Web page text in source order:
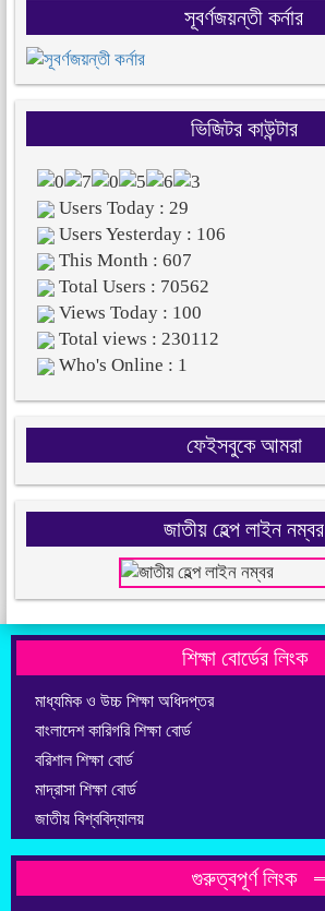
সূবর্ণজয়ন্তী কর্নার
ভিজিটর কাউন্টার
Users Today : 29
Users Yesterday : 106
This Month : 607
Total Users : 70562
Views Today : 100
Total views : 230112
Who's Online : 1
ফেইসবুকে আমরা
জাতীয় হেল্প লাইন নম্বর
শিক্ষা বোর্ডের লিংক
মাধ্যমিক ও উচ্চ শিক্ষা অধিদপ্তর
বাংলাদেশ কারিগরি শিক্ষা বোর্ড
বরিশাল শিক্ষা বোর্ড
মাদ্রাসা শিক্ষা বোর্ড
জাতীয় বিশ্ববিদ্যালয়
গুরুত্বপূর্ণ লিংক